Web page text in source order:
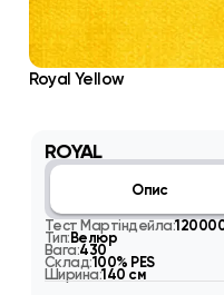
Royal Yellow
ROYAL
Опис
Тест Мартіндейла:
Тип:Велюр
Вага:430
Склад:100% PES
Ширина:140 см